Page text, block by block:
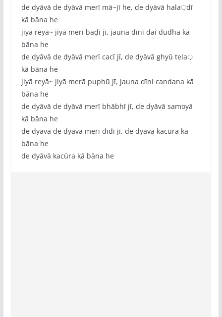
de dyāvā de dyāvā merī mā~jī he, de dyāvā hala़dī
kā bāna he
jiyā reyā~ jiyā merī baḍī jī, jauna dīni dai dūdha kā
bāna he
de dyāvā de dyāvā merī cacī jī, de dyāvā ghyū tela़
kā bāna he
jiyā reyā~ jiyā merā puphū jī, jauna dīni candana kā
bāna he
de dyāvā de dyāvā merī bhābhī jī, de dyāvā samoyā
kā bāna he
de dyāvā de dyāvā merī dīdī jī, de dyāvā kacūra kā
bāna he
de dyāvā kacūra kā bāna he